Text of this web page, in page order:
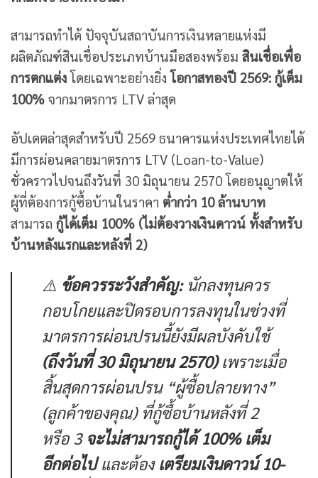
สามารถทำได้ ปัจจุบันสถาบันการเงินหลายแห่งมี
ผลิตภัณฑ์สินเชื่อประเภทบ้านมือสองพร้อม สินเชื่อเพื่อ
การตกแต่งโดยเฉพาะอย่างยิ่งโอกาสทองปี 2569: กู้เต็ม
100% จากมาตรการ LTV ล่าสุด
อัปเดตล่าสุดสำหรับปี 2569 ธนาคารแห่งประเทศไทยได้
มีการผ่อนคลายมาตรการ LTV (Loan-to-Value)
ชั่วคราวไปจนถึงวันที่ 30 มิถุนายน 2570 โดยอนุญาตให้
ผู้ที่ต้องการกู้ซื้อบ้านในราคา ต่ำกว่า 10 ล้านบาท
สามารถ กู้ได้เต็ม 100% (ไม่ต้องวางเงินดาวน์ ทั้งสำหรับ
บ้านหลังแรกและหลังที่ 2)
⚠️ ข้อควรระวังสำคัญ:นักลงทุนควร
กอบโกยและปิดรอบการลงทุนในช่วงที่
มาตรการผ่อนปรนนี้ยังมีผลบังคับใช้
(ถึงวันที่ 30 มิถุนายน 2570)เพราะเมื่อ
สิ้นสุดการผ่อนปรน “ผู้ซื้อปลายทาง”
(ลูกค้าของคุณ) ที่กู้ซื้อบ้านหลังที่ 2
หรือ 3 จะไม่สามารถกู้ได้ 100% เต็ม
อีกต่อไปและต้อง เตรียมเงินดาวน์ 10-